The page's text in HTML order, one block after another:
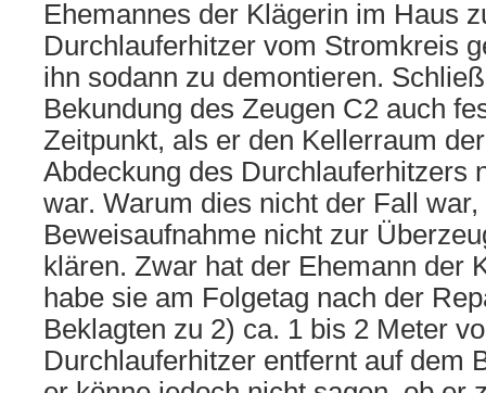
Ehemannes der Klägerin im Haus
Durchlauferhitzer vom Stromkreis
ihn sodann zu demontieren.
Bekundung des Zeugen C2 auch
Zeitpunkt, als er den Kellerraum
Abdeckung des Durchlauferhitzers
war. Warum dies nicht der Fall war,
Beweisaufnahme nicht zur
klären. Zwar hat der Ehemann der
habe sie am Folgetag nach der
Beklagten zu 2) ca. 1 bis 2 Meter
Durchlauferhitzer entfernt auf dem